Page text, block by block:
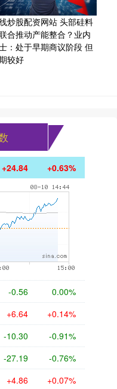
炒股配资网站 头部硅料
合推动产能整合？业内
：处于早期商议阶段 但
较好
+24.84 +0.63%
-0.56 0.00%
+6.64 +0.14%
-10.30 -0.91%
-27.19 -0.76%
+4.86 +0.07%